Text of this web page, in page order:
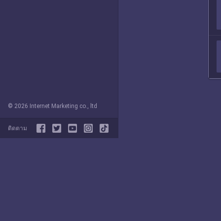
© 2026 Internet Marketing co., ltd
ติดตาม